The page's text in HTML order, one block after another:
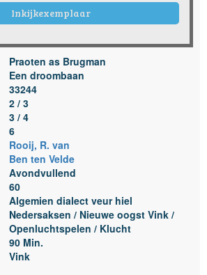
Inkijkexemplaar
Praoten as Brugman
Een droombaan
33244
2 / 3
3 / 4
6
Rooij, R. van
Ben ten Velde
Avondvullend
60
Algemien dialect veur hiel
Nedersaksen / Nieuwe oogst Vink /
Openluchtspelen / Klucht
90 Min.
Vink